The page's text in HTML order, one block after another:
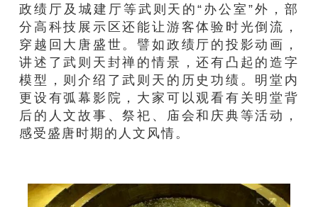
政绩厅及城建厅等武则天的“办公室”外，部
分高科技展示区还能让游客体验时光倒流，
穿越回大唐盛世。譬如政绩厅的投影动画，
讲述了武则天封禅的情景，还有凸起的造字
模型，则介绍了武则天的历史功绩。明堂内
更设有弧幕影院，大家可以观看有关明堂背
后的人文故事、祭祀、庙会和庆典等活动，
感受盛唐时期的人文风情。